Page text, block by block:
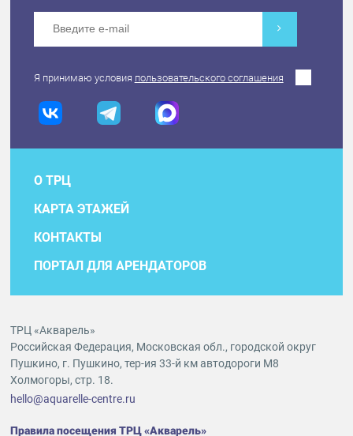
Я принимаю условия пользовательского соглашения
О ТРЦ
КАРТА ЭТАЖЕЙ
КОНТАКТЫ
ПОРТАЛ ДЛЯ АРЕНДАТОРОВ
ТРЦ «Акварель»
Российская Федерация, Московская обл., городской округ
Пушкино, г. Пушкино, тер-ия 33-й км автодороги М8
Холмогоры, стр. 18.
hello@aquarelle-centre.ru
Правила посещения ТРЦ «Акварель»